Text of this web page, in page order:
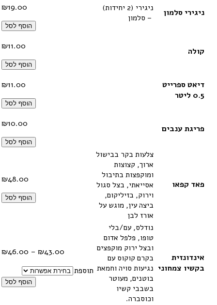
ניגירי סלמון
ניגירי (2 יחידות)
– סלמון
₪19.00
הוסף לסל
קולה ₪11.00
הוסף לסל
דיאט ספרייט
0.5 ליטר
₪11.00
הוסף לסל
פריגת ענבים ₪10.00
הוסף לסל
פאד קפאו
צלעות בקר בבישול
ארוך, קצוצות
ומוקפצות בתיבול
אסייאתי, בצל סגול
וירוק, בזיליקום,
ביצה עין, מוגש על
אורז לבן
₪48.00
הוסף לסל
אינדונזית
בקשיו צמחוני
נודלס, עם/בלי
טופו, פלפל אדום
ובצל ירוק מוקפצים
בקרם קוקוס עם
נגיעות סויה וחמאת
בוטנים, מעוטר
בשבבי קשיו
וכוסברה.
₪43.00
–
₪46.00
עד
תוספת
הוסף לסל